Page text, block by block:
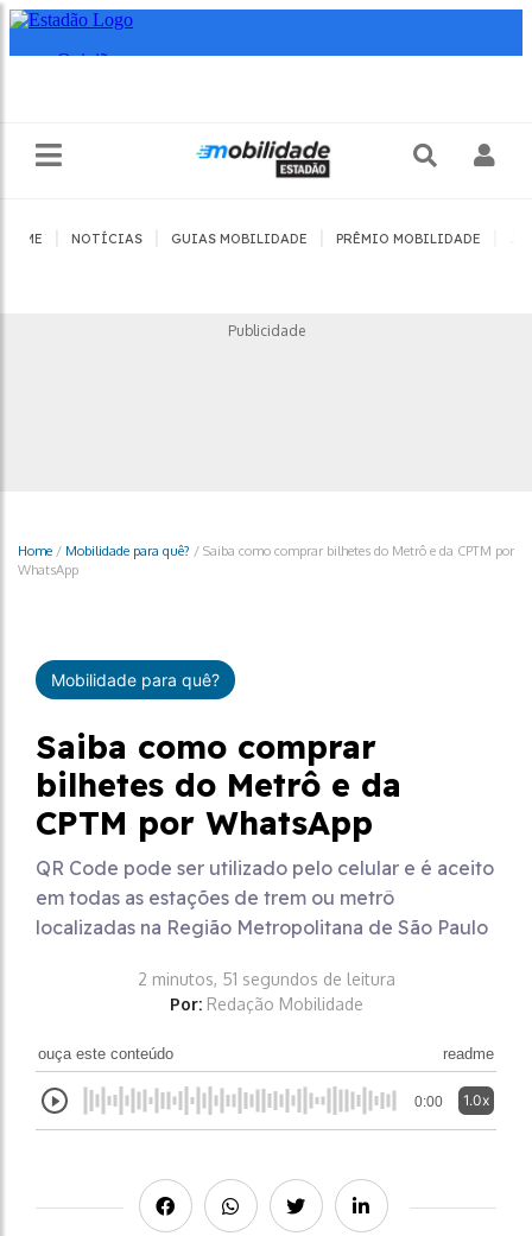
HOME NOTÍCIAS GUIAS MOBILIDADE PRÊMIO MOBILIDADE
Publicidade
Home / Mobilidade para quê? / Saiba como comprar bilhetes do Metrô e da CPTM por
WhatsApp
Mobilidade para quê?
Saiba como comprar
bilhetes do Metrô e da
CPTM por WhatsApp
QR Code pode ser utilizado pelo celular e é aceito
em todas as estações de trem ou metrô
localizadas na Região Metropolitana de São Paulo
2 minutos, 51 segundos de leitura
Por: Redação Mobilidade
ouça este conteúdo readme
0:00 1.0x